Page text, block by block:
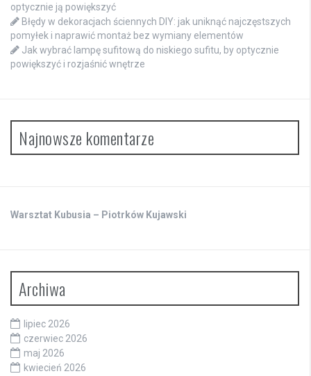
optycznie ją powiększyć
Błędy w dekoracjach ściennych DIY: jak uniknąć najczęstszych
pomyłek i naprawić montaż bez wymiany elementów
Jak wybrać lampę sufitową do niskiego sufitu, by optycznie
powiększyć i rozjaśnić wnętrze
Najnowsze komentarze
Warsztat Kubusia – Piotrków Kujawski
Archiwa
lipiec 2026
czerwiec 2026
maj 2026
kwiecień 2026